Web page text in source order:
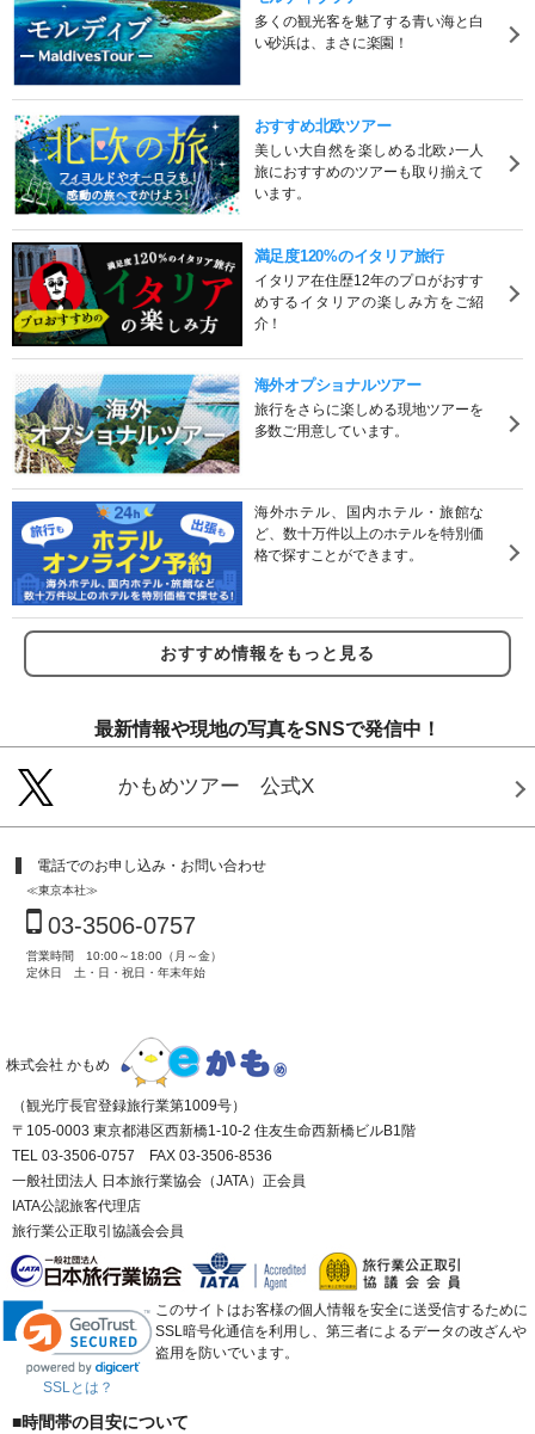
多くの観光客を魅了する青い海と白
い砂浜は、まさに楽園！
おすすめ北欧ツアー
美しい大自然を楽しめる北欧♪一人
旅におすすめのツアーも取り揃えて
います。
満足度120%のイタリア旅行
イタリア在住歴12年のプロがおすす
めするイタリアの楽しみ方をご紹
介！
海外オプショナルツアー
旅行をさらに楽しめる現地ツアーを
多数ご用意しています。
海外ホテル、国内ホテル・旅館な
ど、数十万件以上のホテルを特別価
格で探すことができます。
おすすめ情報をもっと見る
最新情報や現地の写真をSNSで発信中！
かもめツアー 公式X
電話でのお申し込み・お問い合わせ
≪東京本社≫
03-3506-0757
営業時間 10:00～18:00（月～金）
定休日 土・日・祝日・年末年始
株式会社 かもめ
（観光庁長官登録旅行業第1009号）
〒105-0003 東京都港区西新橋1-10-2 住友生命西新橋ビルB1階
TEL 03-3506-0757 FAX 03-3506-8536
一般社団法人 日本旅行業協会（JATA）正会員
IATA公認旅客代理店
旅行業公正取引協議会会員
SSLとは？
このサイトはお客様の個人情報を安全に送受信するために
SSL暗号化通信を利用し、第三者によるデータの改ざんや
盗用を防いでいます。
■時間帯の目安について